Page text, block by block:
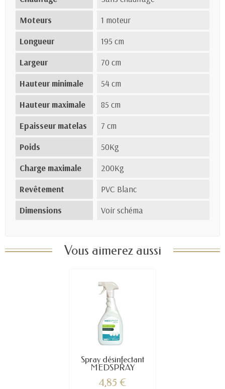
Moteurs
1 moteur
Longueur
195 cm
Largeur
70 cm
Hauteur minimale
54 cm
Hauteur maximale
85 cm
Epaisseur matelas
7 cm
Poids
50Kg
Charge maximale
200Kg
Revêtement
PVC Blanc
Dimensions
Voir schéma
Vous aimerez aussi
Spray désinfectant
MEDSPRAY
4,85 €